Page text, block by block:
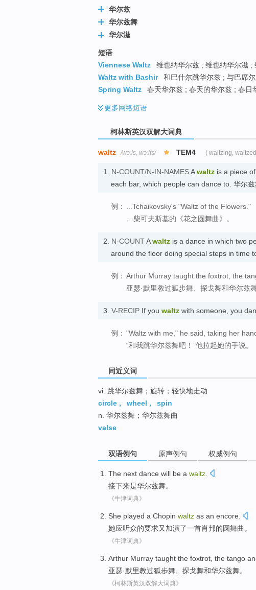
华尔兹
华尔兹舞
华尔滋
短语
Viennese Waltz
维也纳华尔兹 ; 维也纳华尔滋 ;
Waltz with Bashir
和巴什尔跳华尔兹 ; 与巴席
Spring Waltz
春天华尔兹 ; 春天的华尔兹 ; 春日
更多网络短语
柯林斯英汉双解大词典
waltz /wɔːls, wɔːlts/ TEM4 ( waltzing,
1. N-COUNT/N-IN-NAMESAwaltz is a piece
each bar, which people can dance to. 华尔兹
例：
...Tchaikovsky's "Waltz of the Flowers."
…柴可夫斯基的《花之圆舞曲》。
2. N-COUNTAwaltz is a dance in which two
around the floor doing special steps in time
例： Arthur Murray taught the foxtrot, the
亚瑟·默里教过狐步舞、探戈舞和华尔兹舞
3. V-RECIP If you waltz with someone, you
例： "Waltz with me," he said, taking her
“和我跳华尔兹舞吧！”他拉起她的手说。
同近义词
vi. 跳华尔兹舞；旋转；轻快地走动
circle , wheel ,
spin
n. 华尔兹舞；华尔兹舞曲
valse
双语例句 原声例句 权威例句
The next dance will be a waltz
接下来是华尔兹舞。
《牛津词典》
She played a Chopin waltz as an encore
她应听众的要求又加演了一首肖邦的圆舞曲 。
《牛津词典》
Arthur Murray taught the foxtrot the tango
亚瑟·默里教过狐步舞 探戈舞和华尔兹舞。
《柯林斯英汉双解大词典》